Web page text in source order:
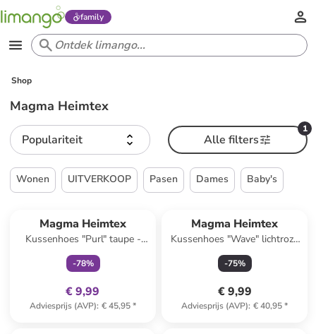
family
Shop
Magma Heimtex
Populariteit
1
Alle filters
Wonen UITVERKOOP Pasen Dames Baby's
Magma Heimtex
Kussenhoes "Purl" taupe -
(L)50 x (B)50 cm
-78%
€ 9,99
Adviesprijs (AVP): € 45,95*
Magma Heimtex
Kussenhoes "Wave" lichtroze
- (L)40 x (B)60 cm
-75%
€ 9,99
Adviesprijs (AVP): € 40,95*